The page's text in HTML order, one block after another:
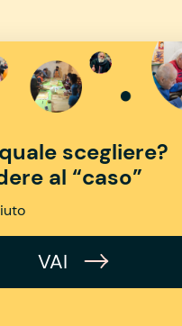
scegliere?
al “caso”
VAI